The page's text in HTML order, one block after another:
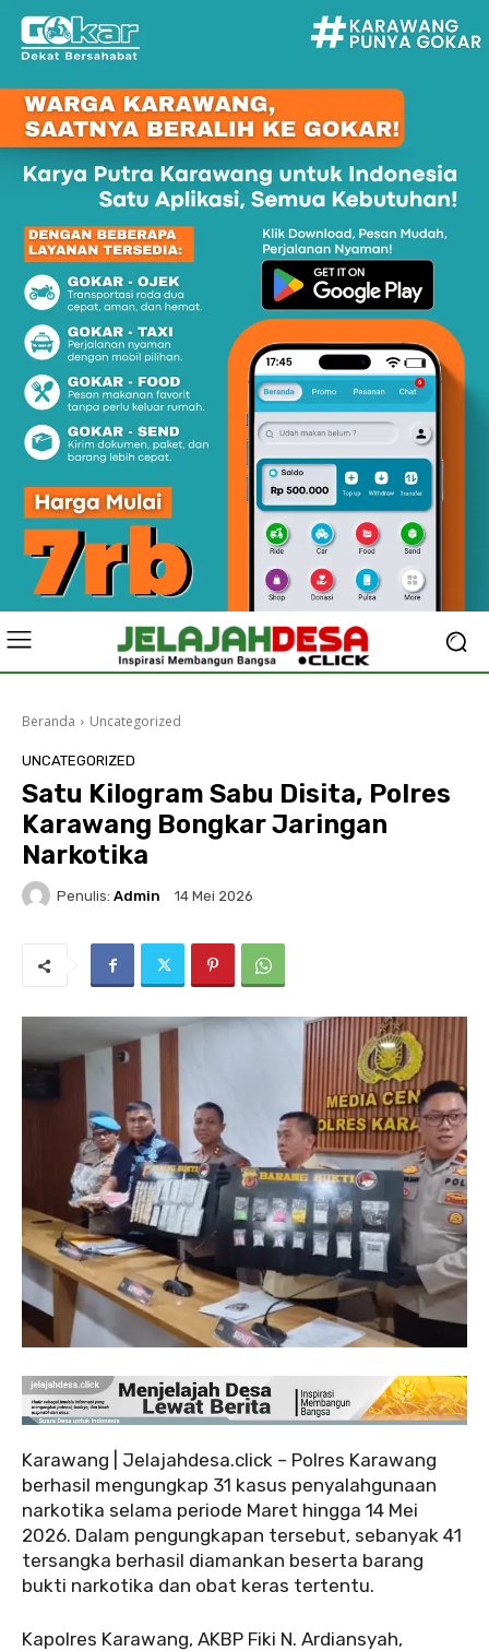
Beranda Uncategorized
UNCATEGORIZED
Satu Kilogram Sabu Disita, Polres
Karawang Bongkar Jaringan
Narkotika
Penulis: Admin 14 Mei 2026
Karawang | Jelajahdesa.click – Polres Karawang
berhasil mengungkap 31 kasus penyalahgunaan
narkotika selama periode Maret hingga 14 Mei
2026. Dalam pengungkapan tersebut, sebanyak 41
tersangka berhasil diamankan beserta barang
bukti narkotika dan obat keras tertentu.
‎Kapolres Karawang, AKBP Fiki N. Ardiansyah,